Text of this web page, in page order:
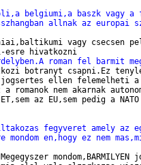
belgiumi,a baszk vagy a
allnak az europai
vagy csecsen
roman fel barmit
botranyt csapni.Ez
ellen felemelheti a
nem akarnak
az EU,sem pedig a
fegyveret amely az
en,hogy ez nem